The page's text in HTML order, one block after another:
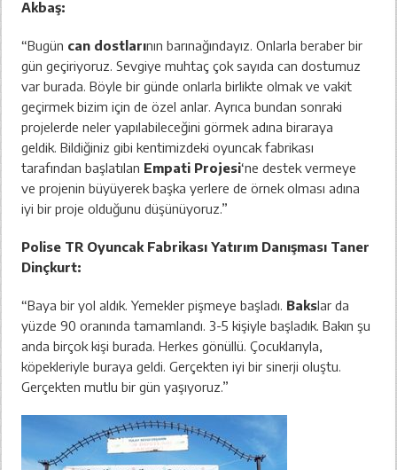
Akbaş:
“Bugün can dostlarının barınağındayız. Onlarla beraber bir
gün geçiriyoruz. Sevgiye muhtaç çok sayıda can dostumuz
var burada. Böyle bir günde onlarla birlikte olmak ve vakit
geçirmek bizim için de özel anlar. Ayrıca bundan sonraki
projelerde neler yapılabileceğini görmek adına biraraya
geldik. Bildiğiniz gibi kentimizdeki oyuncak fabrikası
tarafından başlatılan Empati Projesi‘ne destek vermeye
ve projenin büyüyerek başka yerlere de örnek olması adına
iyi bir proje olduğunu düşünüyoruz.”
Polise TR Oyuncak Fabrikası Yatırım Danışması Taner
Dinçkurt:
“Baya bir yol aldık. Yemekler pişmeye başladı. Bakslar da
yüzde 90 oranında tamamlandı. 3-5 kişiyle başladık. Bakın şu
anda birçok kişi burada. Herkes gönüllü. Çocuklarıyla,
köpekleriyle buraya geldi. Gerçekten iyi bir sinerji oluştu.
Gerçekten mutlu bir gün yaşıyoruz.”